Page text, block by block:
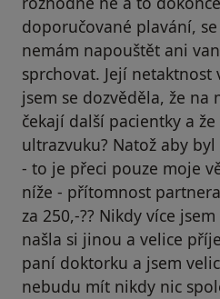
doporučované plavání,
nemám napouštět ani
sprchovat. Její
jsem se dozvěděla, že na
čekají další pacientky a
ultrazvuku? Natož aby
- to je přeci pouze moje
níže - přítomnost
za 250,-?? Nikdy více
našla si jinou a velice
paní doktorku a jsem
nebudu mít nikdy nic